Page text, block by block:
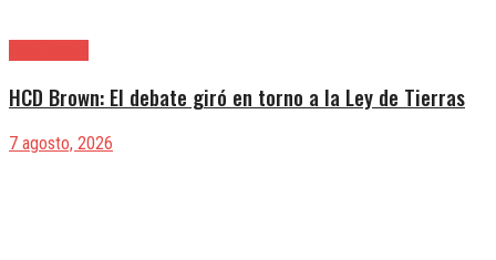
HCD Brown: El debate giró en torno a la Ley de Tierras
7 agosto, 2026